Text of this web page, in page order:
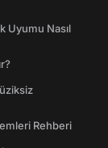
Uyumu Nasıl
Rehberi